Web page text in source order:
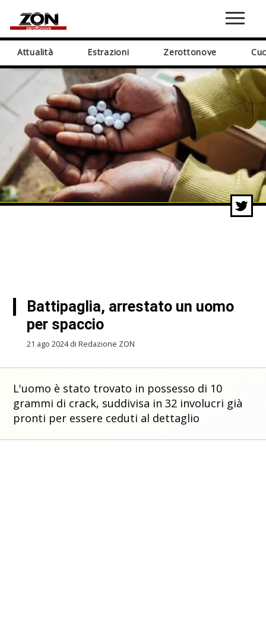
Attualità Estrazioni Zerottonove
Battipaglia, arrestato un uomo
per spaccio
21 ago 2024 di Redazione ZON
L'uomo è stato trovato in possesso di 10
grammi di crack, suddivisa in 32 involucri già
pronti per essere ceduti al dettaglio